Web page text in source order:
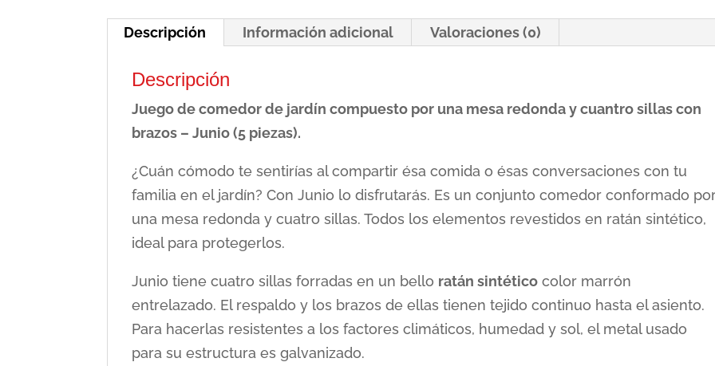
Descripción Información adicional Valoraciones (0)
Descripción
Juego de comedor de jardín compuesto por una mesa redonda y cuantro sillas con
brazos – Junio (5 piezas).
¿Cuán cómodo te sentirías al compartir ésa comida o ésas conversaciones con tu
familia en el jardín? Con Junio lo disfrutarás. Es un conjunto comedor conformado
una mesa redonda y cuatro sillas. Todos los elementos revestidos en ratán sintético,
ideal para protegerlos.
Junio tiene cuatro sillas forradas en un bello ratán sintético color marrón
entrelazado. El respaldo y los brazos de ellas tienen tejido continuo hasta el asiento.
Para hacerlas resistentes a los factores climáticos, humedad y sol, el metal usado
para su estructura es galvanizado.